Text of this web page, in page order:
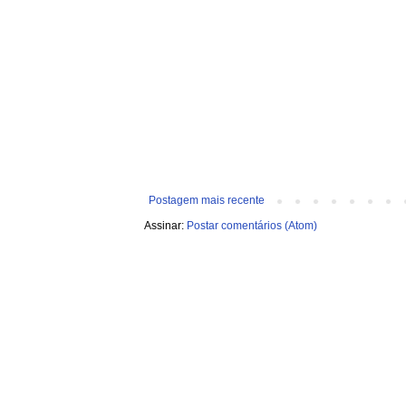
Postagem mais recente
Assinar: Postar comentários (Atom)